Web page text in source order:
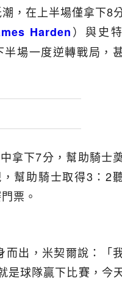
，在上半場僅拿下8
Harden）與史
半場一度逆轉戰局，
拿下7分，幫助騎士
幫助騎士取得3：2
票。
出，米契爾說：「
是球隊贏下比賽，今